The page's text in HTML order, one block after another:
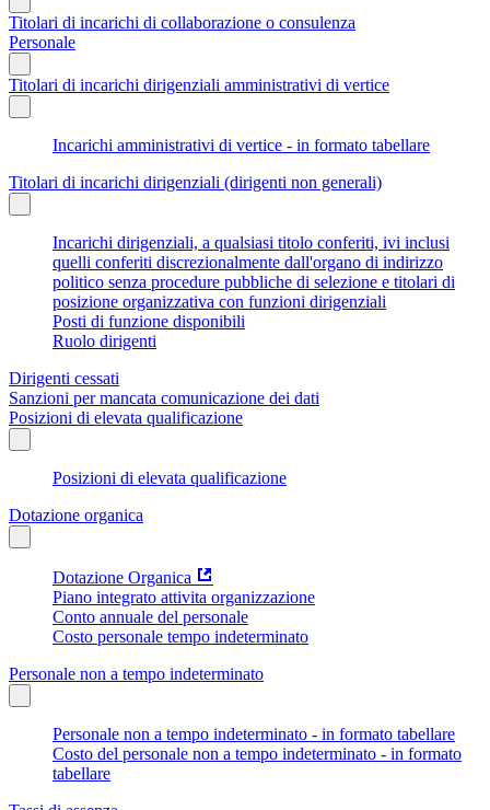
Titolari di incarichi di collaborazione o consulenza
Personale
Titolari di incarichi dirigenziali amministrativi di vertice
Incarichi amministrativi di vertice - in formato tabellare
Titolari di incarichi dirigenziali (dirigenti non generali)
Incarichi dirigenziali, a qualsiasi titolo conferiti, ivi inclusi
quelli conferiti discrezionalmente dall'organo di indirizzo
politico senza procedure pubbliche di selezione e titolari di
posizione organizzativa con funzioni dirigenziali
Posti di funzione disponibili
Ruolo dirigenti
Dirigenti cessati
Sanzioni per mancata comunicazione dei dati
Posizioni di elevata qualificazione
Posizioni di elevata qualificazione
Dotazione organica
Dotazione Organica
Piano integrato attivita organizzazione
Conto annuale del personale
Costo personale tempo indeterminato
Personale non a tempo indeterminato
Personale non a tempo indeterminato - in formato tabellare
Costo del personale non a tempo indeterminato - in formato
tabellare